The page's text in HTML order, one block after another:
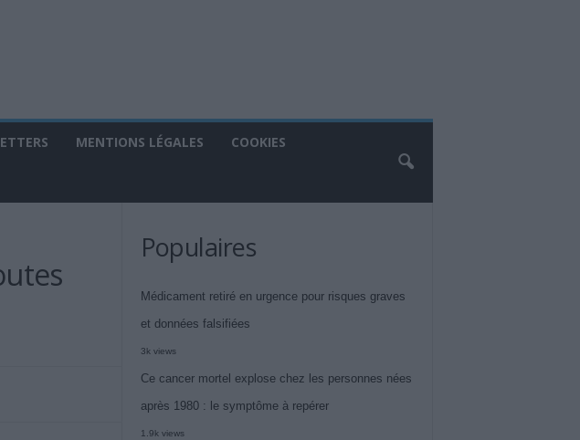
MENTIONS LÉGALES COOKIES
Populaires
Médicament retiré en urgence pour risques graves
et données falsifiées
3k views
Ce cancer mortel explose chez les personnes nées
après 1980 : le symptôme à repérer
1.9k views